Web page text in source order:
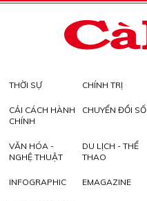
THỜI SỰ CHÍNH TRỊ
CẢI CÁCH HÀNH
CHÍNH
CHUYỂN ĐỔI SỐ
VĂN HÓA -
NGHỆ THUẬT
DU LỊCH - THỂ
THAO
INFOGRAPHIC EMAGAZINE